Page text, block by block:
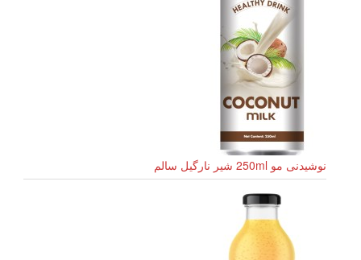
نوشیدنی مو 250ml شیر نارگیل سالم